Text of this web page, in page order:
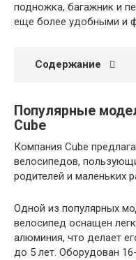
подножка, багажник и
еще более удобными и
Содержание
Популярные
Cube
Компания Cube
велосипедов,
родителей и маленьких
Одной из популярных
велосипед оснащен
алюминия, что делает
до 5 лет. Оборудован